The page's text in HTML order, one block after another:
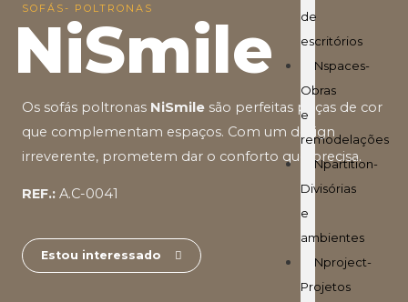
de
escritórios
Nspaces-
Obras
e
remodelações
Npartition-
Divisórias
e
ambientes
Nproject-
Projetos
SOFÁS- POLTRONAS
NiSmile
Os sofás poltronas NiSmile são perfeitas peças de cor
que complementam espaços. Com um design
irreverente, prometem dar o conforto que precisa.
REF.: A.C-0041
Estou interessado